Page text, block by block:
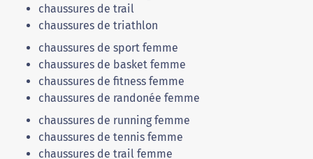
chaussures de trail
chaussures de triathlon
chaussures de sport femme
chaussures de basket femme
chaussures de fitness femme
chaussures de randonée femme
chaussures de running femme
chaussures de tennis femme
chaussures de trail femme